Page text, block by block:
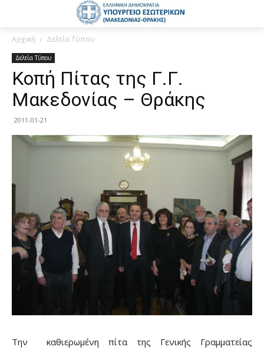
Αρχική Δελτία Τύπου
Δελτία Τύπου
Κοπή Πίτας της Γ.Γ.
Μακεδονίας – Θράκης
2011-01-21
Την καθιερωμένη πίτα της Γενικής Γραμματείας